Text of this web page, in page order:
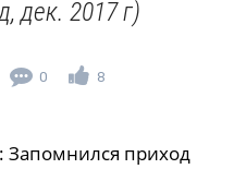
дек. 2017 г)
0 8
приход